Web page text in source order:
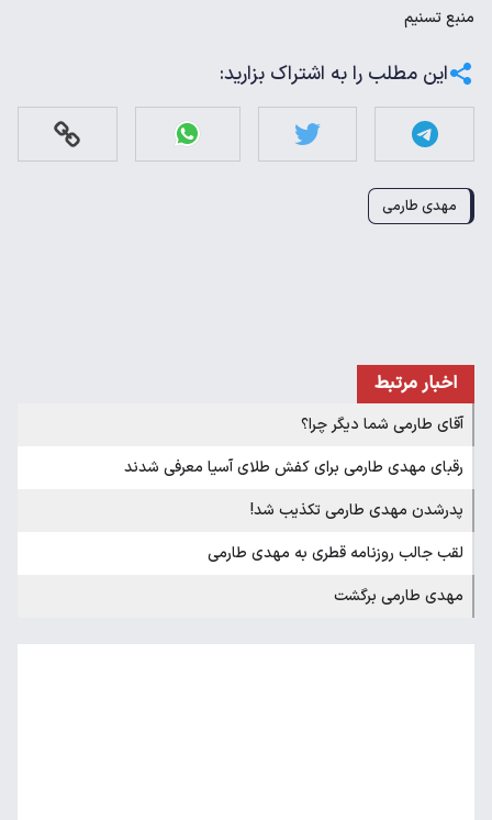
منبعتسنیم
این مطلب را به اشتراک بزارید:
مهدی طارمی
اخبار مرتبط
آقای طارمی شما دیگر چرا؟
رقبای مهدی طارمی برای کفش طلای آسیا معرفی شدند
پدرشدن مهدی طارمی تکذیب شد!
لقب جالب روزنامه قطری به مهدی طارمی
مهدی طارمی برگشت